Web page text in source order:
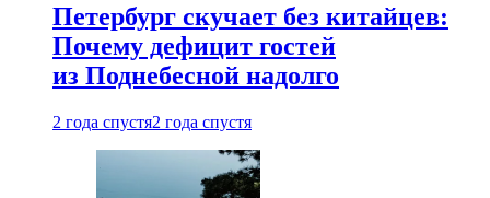
Петербург скучает без китайцев:
Почему дефицит гостей
из Поднебесной надолго
2 года спустя2 года спустя